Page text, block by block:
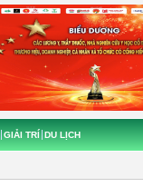
GIẢI TRÍ DU LỊCH